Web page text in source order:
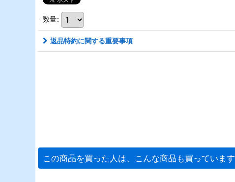
数量:
返品特約に関する重要事項
この商品を買った人は、こんな商品も買っています